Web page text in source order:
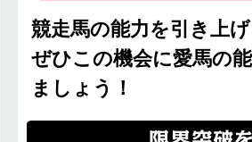
競走馬の能力を引き上
ぜひこの機会に愛馬の
ましょう！